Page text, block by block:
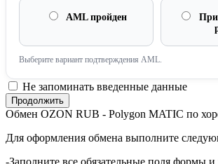
AML пройден
Выберите вариант подтверждения AML.
Не запоминать введенные данные
Обмен OZON RUB - Polygon MATIC по
Для оформления обмена выполните